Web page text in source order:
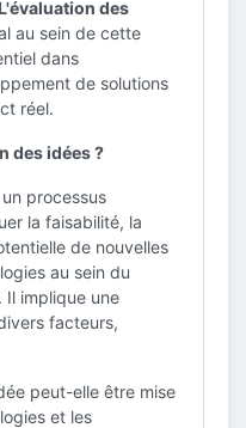
L'évaluation des
au sein de cette
dans
de solutions
réel.
des idées ?
processus
la faisabilité, la
de nouvelles
au sein du
Il implique une
facteurs,
peut-elle être mise
et les